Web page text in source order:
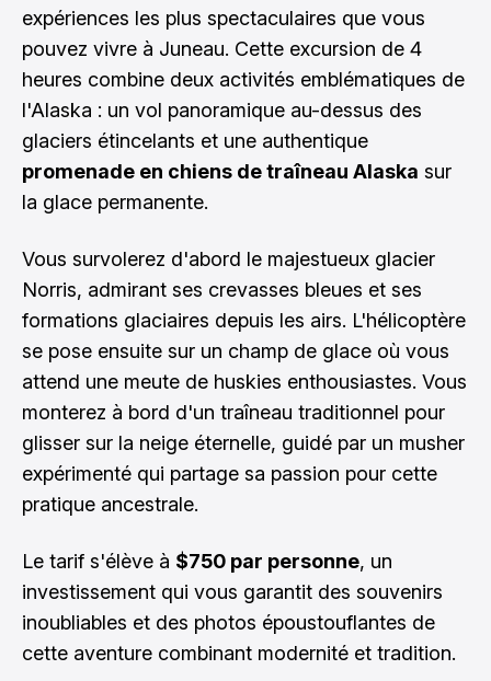
expériences les plus spectaculaires que vous
pouvez vivre à Juneau. Cette excursion de 4
heures combine deux activités emblématiques de
l'Alaska : un vol panoramique au-dessus des
glaciers étincelants et une authentique
promenade en chiens de traîneau Alaska sur
la glace permanente.
Vous survolerez d'abord le majestueux glacier
Norris, admirant ses crevasses bleues et ses
formations glaciaires depuis les airs. L'hélicoptère
se pose ensuite sur un champ de glace où vous
attend une meute de huskies enthousiastes. Vous
monterez à bord d'un traîneau traditionnel pour
glisser sur la neige éternelle, guidé par un musher
expérimenté qui partage sa passion pour cette
pratique ancestrale.
Le tarif s'élève à $750 par personne, un
investissement qui vous garantit des souvenirs
inoubliables et des photos époustouflantes de
cette aventure combinant modernité et tradition.